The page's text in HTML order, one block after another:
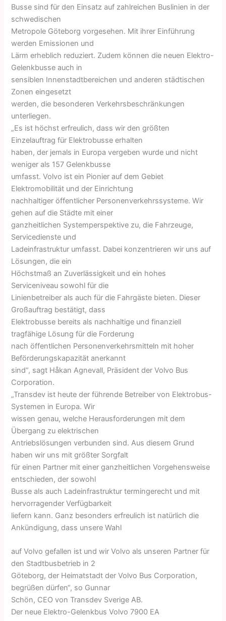
Busse sind für den Einsatz auf zahlreichen Buslinien in der
schwedischen
Metropole Göteborg vorgesehen. Mit ihrer Einführung
werden Emissionen und
Lärm erheblich reduziert. Zudem können die neuen Elektro-
Gelenkbusse auch in
sensiblen Innenstadtbereichen und anderen städtischen
Zonen eingesetzt
werden, die besonderen Verkehrsbeschränkungen
unterliegen.
„Es ist höchst erfreulich, dass wir den größten
Einzelauftrag für Elektrobusse erhalten
haben, der jemals in Europa vergeben wurde und nicht
weniger als 157 Gelenkbusse
umfasst. Volvo ist ein Pionier auf dem Gebiet
Elektromobilität und der Einrichtung
nachhaltiger öffentlicher Personenverkehrssysteme. Wir
gehen auf die Städte mit einer
ganzheitlichen Systemperspektive zu, die Fahrzeuge,
Servicedienste und
Ladeinfrastruktur umfasst. Dabei konzentrieren wir uns auf
Lösungen, die ein
Höchstmaß an Zuverlässigkeit und ein hohes
Serviceniveau sowohl für die
Linienbetreiber als auch für die Fahrgäste bieten. Dieser
Großauftrag bestätigt, dass
Elektrobusse bereits als nachhaltige und finanziell
tragfähige Lösung für die Forderung
nach öffentlichen Personenverkehrsmitteln mit hoher
Beförderungskapazität anerkannt
sind“, sagt Håkan Agnevall, Präsident der Volvo Bus
Corporation.
„Transdev ist heute der führende Betreiber von Elektrobus-
Systemen in Europa. Wir
wissen genau, welche Herausforderungen mit dem
Übergang zu elektrischen
Antriebslösungen verbunden sind. Aus diesem Grund
haben wir uns mit größter Sorgfalt
für einen Partner mit einer ganzheitlichen Vorgehensweise
entschieden, der sowohl
Busse als auch Ladeinfrastruktur termingerecht und mit
hervorragender Verfügbarkeit
liefern kann. Ganz besonders erfreulich ist natürlich die
Ankündigung, dass unsere Wahl
auf Volvo gefallen ist und wir Volvo als unseren Partner für
den Stadtbusbetrieb in 2
Göteborg, der Heimatstadt der Volvo Bus Corporation,
begrüßen dürfen“, so Gunnar
Schön, CEO von Transdev Sverige AB.
Der neue Elektro-Gelenkbus Volvo 7900 EA